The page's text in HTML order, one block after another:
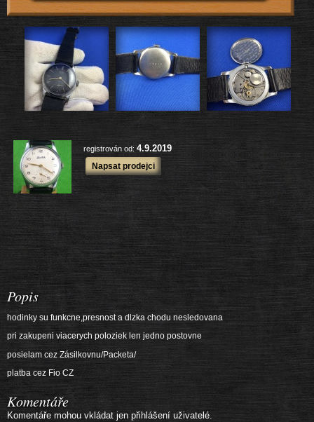
Zboží prodejce: 110 ks
další výrobky
registrován od: 4.9.2019
Napsat prodejci
Popis
hodinky su funkcne,presnost a dlzka chodu nesledovana
pri zakupeni viacerych poloziek len jedno postovne
posielam cez Zásilkovnu/Packeta/
platba cez Fio CZ
Komentáře
Komentáře mohou vkládat jen přihlášení uživatelé.